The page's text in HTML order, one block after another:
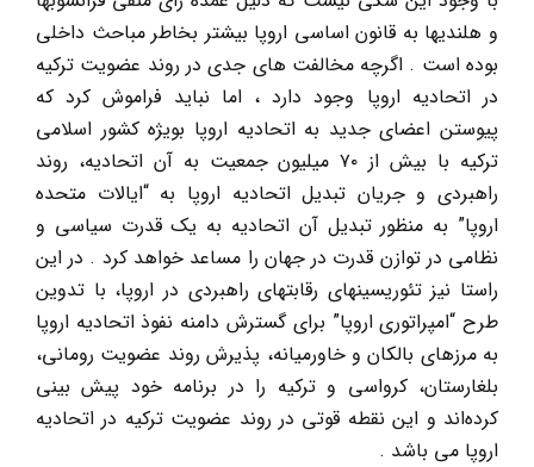
و هلندیها به قانون اساسی اروپا بیشتر بخاطر مباحث داخلی
بوده است . اگرچه مخالفت های جدی در روند عضویت ترکیه
در اتحادیه اروپا وجود دارد ، اما نباید فراموش کرد که
پیوستن اعضای جدید به اتحادیه اروپا بویژه کشور اسلامی
ترکیه با بیش از ۷۰ میلیون جمعیت به آن اتحادیه، روند
راهبردی و جریان تبدیل اتحادیه اروپا به “ایالات متحده
اروپا” به منظور تبدیل آن اتحادیه به یک قدرت سیاسی و
نظامی در توازن قدرت در جهان را مساعد خواهد کرد . در این
راستا نیز تئوریسینهای رقابتهای راهبردی در اروپا، با تدوین
طرح “امپراتوری اروپا” برای گسترش دامنه نفوذ اتحادیه اروپا
به مرزهای بالکان و خاورمیانه، پذیرش روند عضویت رومانی،
بلغارستان، کرواسی و ترکیه را در برنامه خود پیش بینی
کرده‌اند و این نقطه قوتی در روند عضویت ترکیه در اتحادیه
اروپا می باشد .